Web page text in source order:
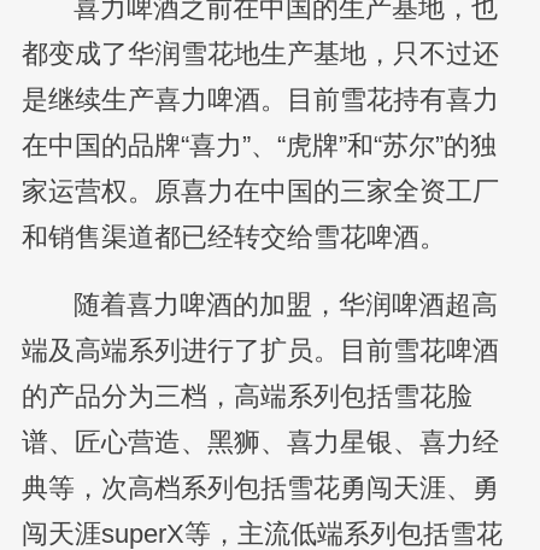
喜力啤酒之前在中国的生产基地，也
都变成了华润雪花地生产基地，只不过还
是继续生产喜力啤酒。目前雪花持有喜力
在中国的品牌“喜力”、“虎牌”和“苏尔”的独
家运营权。原喜力在中国的三家全资工厂
和销售渠道都已经转交给雪花啤酒。
随着喜力啤酒的加盟，华润啤酒超高
端及高端系列进行了扩员。目前雪花啤酒
的产品分为三档，高端系列包括雪花脸
谱、匠心营造、黑狮、喜力星银、喜力经
典等，次高档系列包括雪花勇闯天涯、勇
闯天涯superX等，主流低端系列包括雪花